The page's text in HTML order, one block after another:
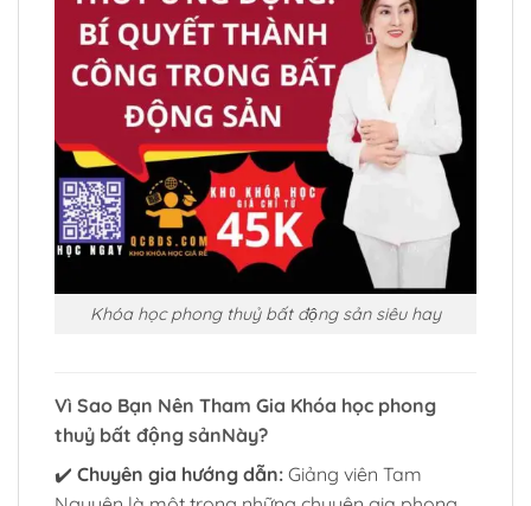
Khóa học phong thuỷ bất động sản siêu hay
Vì Sao Bạn Nên Tham Gia Khóa học phong
thuỷ bất động sảnNày?
✔️ Chuyên gia hướng dẫn: Giảng viên Tam